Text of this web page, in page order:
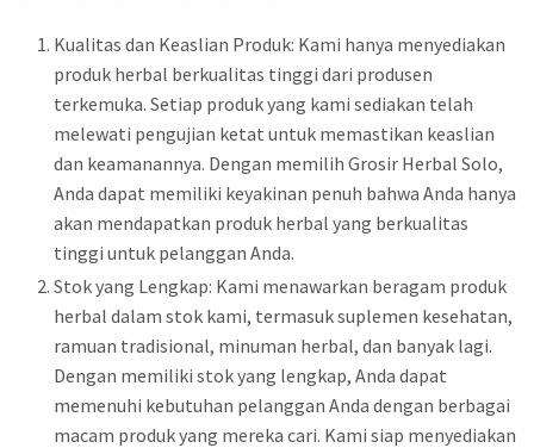
Kualitas dan Keaslian Produk: Kami hanya menyediakan
produk herbal berkualitas tinggi dari produsen
terkemuka. Setiap produk yang kami sediakan telah
melewati pengujian ketat untuk memastikan keaslian
dan keamanannya. Dengan memilih Grosir Herbal Solo,
Anda dapat memiliki keyakinan penuh bahwa Anda hanya
akan mendapatkan produk herbal yang berkualitas
tinggi untuk pelanggan Anda.
Stok yang Lengkap: Kami menawarkan beragam produk
herbal dalam stok kami, termasuk suplemen kesehatan,
ramuan tradisional, minuman herbal, dan banyak lagi.
Dengan memiliki stok yang lengkap, Anda dapat
memenuhi kebutuhan pelanggan Anda dengan berbagai
macam produk yang mereka cari. Kami siap menyediakan